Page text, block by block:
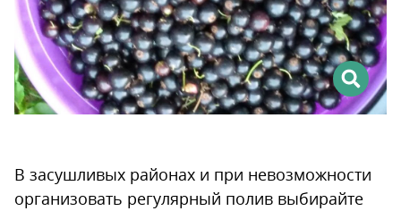
В засушливых районах и при невозможности
организовать регулярный полив выбирайте